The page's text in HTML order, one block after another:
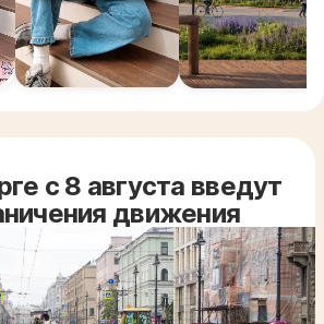
с 8 августа введут
движения